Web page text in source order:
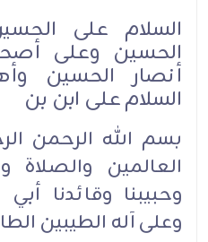
السلام على
الحسين وعلى
أنصار الحسين
السلام على ابن بن
بسم الله الرحمن
العالمين والصلاة
وحبيبنا وقائدنا
وعلى آله الطيبين